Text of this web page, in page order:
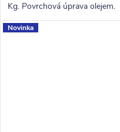
Kg. Povrchová úprava olejem.
Novinka